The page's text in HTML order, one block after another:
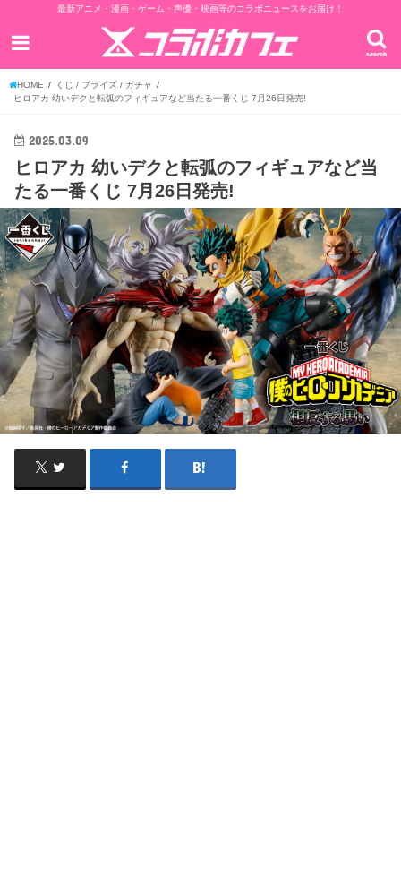
最新アニメ・漫画・ゲーム・声優・映画等のコラボニュースをお届け！
search
HOME
くじ / プライズ / ガチャ
ヒロアカ 幼いデクと転弧のフィギュアなど当たる一番くじ 7月26日発売!
2025.03.09
ヒロアカ 幼いデクと転弧のフィギュアなど当
たる一番くじ 7月26日発売!